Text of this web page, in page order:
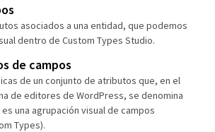
asociados a una entidad, que podemos
dentro de Custom Types Studio.
de campos
de un conjunto de atributos que, en el
de editores de WordPress, se denomina
es una agrupación visual de campos
Types).